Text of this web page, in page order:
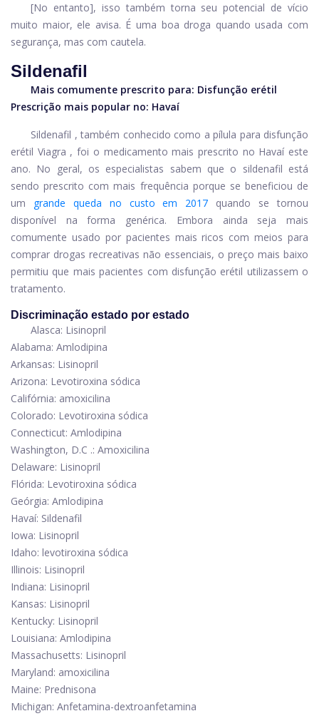
[No entanto], isso também torna seu potencial de vício
muito maior, ele avisa. É uma boa droga quando usada com
segurança, mas com cautela.
Sildenafil
Mais comumente prescrito para: Disfunção erétil
Prescrição mais popular no: Havaí
Sildenafil , também conhecido como a pílula para disfunção
erétil Viagra , foi o medicamento mais prescrito no Havaí este
ano. No geral, os especialistas sabem que o sildenafil está
sendo prescrito com mais frequência porque se beneficiou de
um
grande queda no custo em 2017
quando se tornou
disponível na forma genérica. Embora ainda seja mais
comumente usado por pacientes mais ricos com meios para
comprar drogas recreativas não essenciais, o preço mais baixo
permitiu que mais pacientes com disfunção erétil utilizassem o
tratamento.
Discriminação estado por estado
Alasca: Lisinopril
Alabama: Amlodipina
Arkansas: Lisinopril
Arizona: Levotiroxina sódica
Califórnia: amoxicilina
Colorado: Levotiroxina sódica
Connecticut: Amlodipina
Washington, D.C .: Amoxicilina
Delaware: Lisinopril
Flórida: Levotiroxina sódica
Geórgia: Amlodipina
Havaí: Sildenafil
Iowa: Lisinopril
Idaho: levotiroxina sódica
Illinois: Lisinopril
Indiana: Lisinopril
Kansas: Lisinopril
Kentucky: Lisinopril
Louisiana: Amlodipina
Massachusetts: Lisinopril
Maryland: amoxicilina
Maine: Prednisona
Michigan: Anfetamina-dextroanfetamina